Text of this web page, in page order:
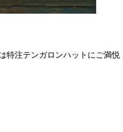
特注テンガロンハットにご満悦